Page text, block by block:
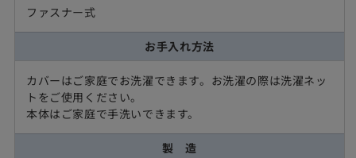
ファスナー式
お手入れ方法
カバーはご家庭でお洗濯できます。お洗濯の際は洗濯ネッ
トをご使用ください。
本体はご家庭で手洗いできます。
製 造